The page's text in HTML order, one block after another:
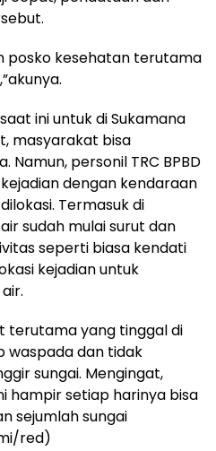
posko kesehatan terutama
ini untuk di Sukamana
masyarakat bisa
personil TRC BPBD
dengan kendaraan
Termasuk di
sudah mulai surut dan
seperti biasa kendati
kejadian untuk
terutama yang tinggal di
waspada dan tidak
sungai. Mengingat,
hampir setiap harinya bisa
sejumlah sungai
red)